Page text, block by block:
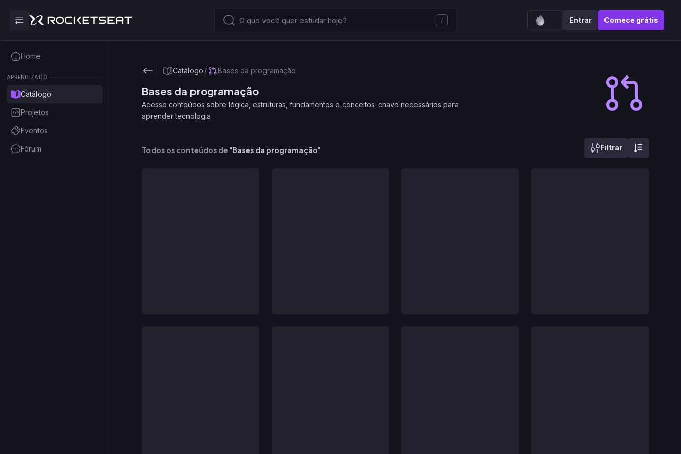
/ Entrar Comece grátis
Home
APRENDIZADO
Catálogo
Projetos
Eventos
Fórum
Catálogo / Bases da programação
Bases da programação
Acesse conteúdos sobre lógica, estruturas, fundamentos e conceitos-chave necessários para
aprender tecnologia
Todos os conteúdos de "Bases da programação" Filtrar